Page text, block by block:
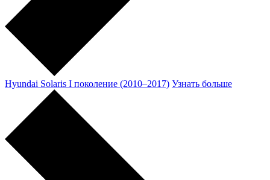
Hyundai Solaris I поколение (2010–2017) Узнать больше